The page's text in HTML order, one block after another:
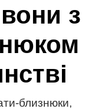
з
близнюки,